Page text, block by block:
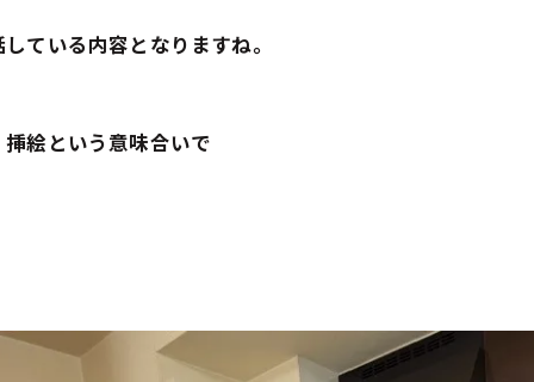
ている内容となりますね。
絵という意味合いで